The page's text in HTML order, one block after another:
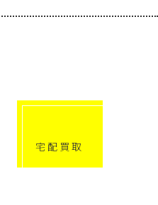
宅配買取